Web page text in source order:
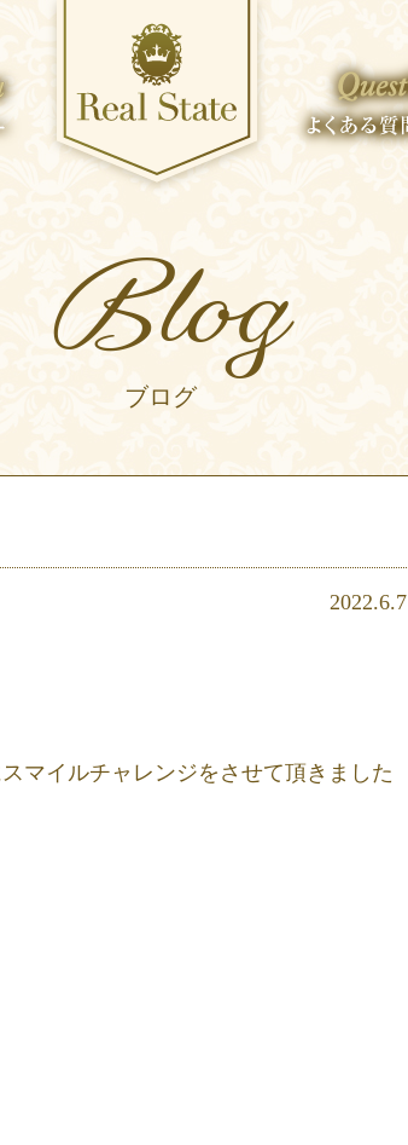
Blog
ブログ
2022.6.7
マイルチャレンジをさせて頂きました